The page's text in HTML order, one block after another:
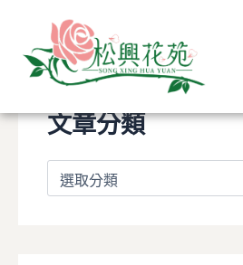
文章分類
章
分
類